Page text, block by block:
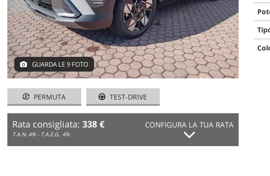
AREA COMMERCIANTI
GUARDA LE 9 FOTO
PERMUTA TEST-DRIVE
Rata consigliata: 338 €
T.A.N. 4% - T.A.E.G. 4%
CONFIGURA LA TUA RATA